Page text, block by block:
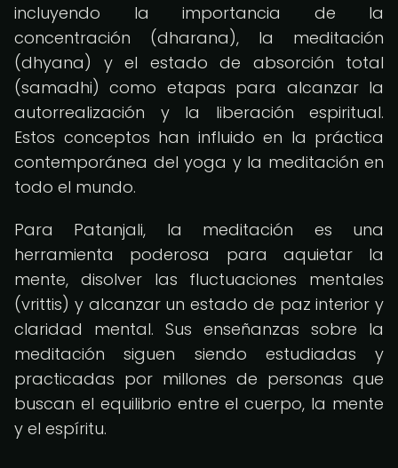
incluyendo la importancia de la
concentración (dharana), la meditación
(dhyana) y el estado de absorción total
(samadhi) como etapas para alcanzar la
autorrealización y la liberación espiritual.
Estos conceptos han influido en la práctica
contemporánea del yoga y la meditación en
todo el mundo.
Para Patanjali, la meditación es una
herramienta poderosa para aquietar la
mente, disolver las fluctuaciones mentales
(vrittis) y alcanzar un estado de paz interior y
claridad mental. Sus enseñanzas sobre la
meditación siguen siendo estudiadas y
practicadas por millones de personas que
buscan el equilibrio entre el cuerpo, la mente
y el espíritu.